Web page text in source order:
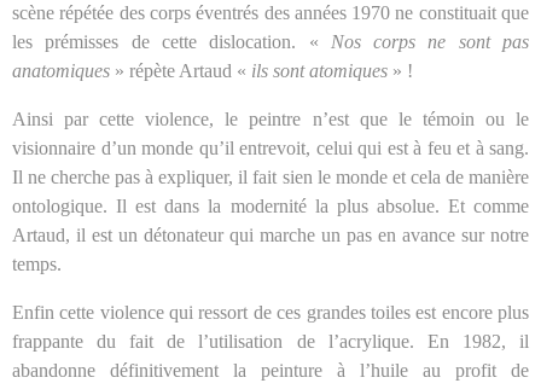
scène répétée des corps éventrés des années 1970 ne constituait que
les prémisses de cette dislocation. « Nos corps ne sont pas
anatomiques » répète Artaud « ils sont atomiques » !
Ainsi par cette violence, le peintre n’est que le témoin ou le
visionnaire d’un monde qu’il entrevoit, celui qui est à feu et à sang.
Il ne cherche pas à expliquer, il fait sien le monde et cela de manière
ontologique. Il est dans la modernité la plus absolue. Et comme
Artaud, il est un détonateur qui marche un pas en avance sur notre
temps.
Enfin cette violence qui ressort de ces grandes toiles est encore plus
frappante du fait de l’utilisation de l’acrylique. En 1982, il
abandonne définitivement la peinture à l’huile au profit de